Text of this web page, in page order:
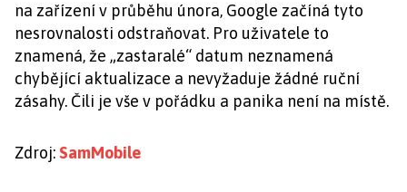
na zařízení v průběhu února, Google začíná tyto
nesrovnalosti odstraňovat. Pro uživatele to
znamená, že „zastaralé“ datum neznamená
chybějící aktualizace a nevyžaduje žádné ruční
zásahy. Čili je vše v pořádku a panika není na místě.
Zdroj: SamMobile